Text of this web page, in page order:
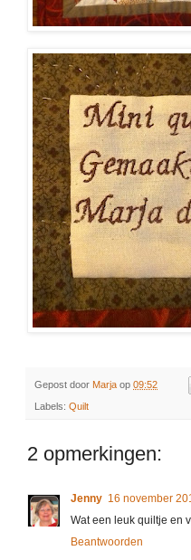
Gepost door Marja op 09:52
Labels: Quilt
2 opmerkingen:
Jenny 16 november
Wat een leuk quiltje en
Beantwoorden